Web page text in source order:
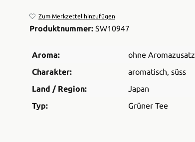
Zum Merkzettel hinzufügen
Produktnummer: SW10947
Aroma:
ohne Aromazusatz
Charakter:
aromatisch, süss
Land / Region:
Japan
Typ:
Grüner Tee